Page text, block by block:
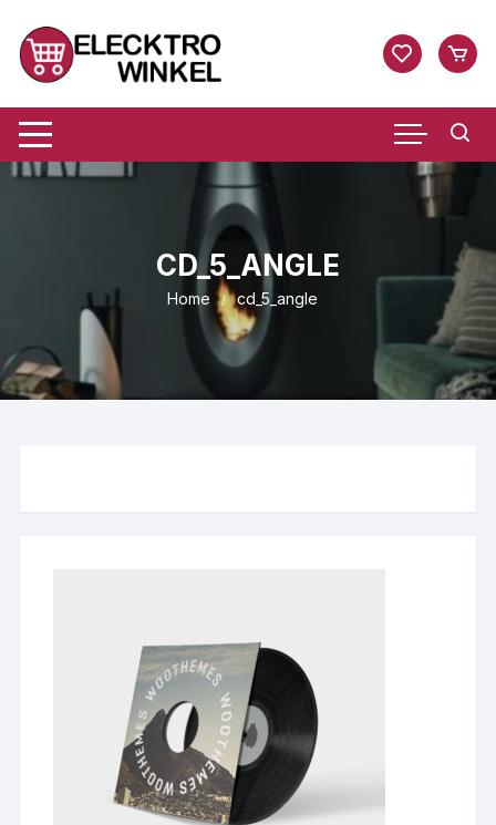
naar
inhoud
CD_5_ANGLE
Home cd_5_angle